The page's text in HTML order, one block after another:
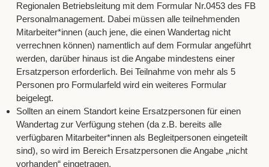
Regionalen Betriebsleitung mit dem Formular Nr.0453 des FB
Personalmanagement. Dabei müssen alle teilnehmenden
Mitarbeiter*innen (auch jene, die einen Wandertag nicht
verrechnen können) namentlich auf dem Formular angeführt
werden, darüber hinaus ist die Angabe mindestens einer
Ersatzperson erforderlich. Bei Teilnahme von mehr als 5
Personen pro Formularfeld wird ein weiteres Formular
beigelegt.
Sollten an einem Standort keine Ersatzpersonen für einen
Wandertag zur Verfügung stehen (da z.B. bereits alle
verfügbaren Mitarbeiter*innen als Begleitpersonen eingeteilt
sind), so wird im Bereich Ersatzpersonen die Angabe „nicht
vorhanden“ eingetragen.